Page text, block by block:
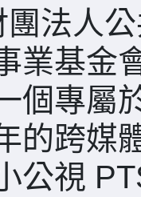
團法人
業基金
個專屬
的跨媒
公視